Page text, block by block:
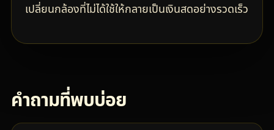
เปลี่ยนกล้องที่ไม่ได้ใช้ให้กลายเป็นเงินสดอย่างรวดเร็ว
คำถามที่พบบ่อย